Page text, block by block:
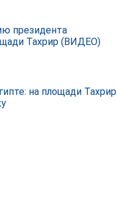
президента
Тахрир (ВИДЕО)
на площади Тахрир